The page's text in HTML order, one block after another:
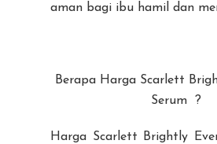
aman bagi ibu hamil dan
Berapa Harga Scarlett
Serum ?
Harga Scarlett Brightly